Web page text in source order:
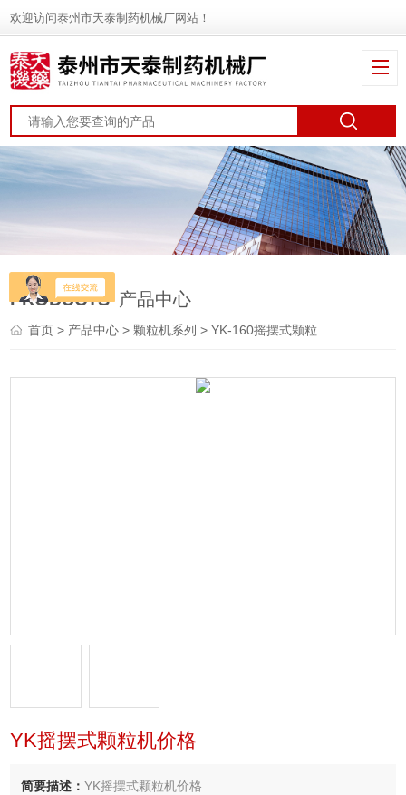
欢迎访问泰州市天泰制药机械厂网站！
PRODUCTS 产品中心
首页> 产品中心 >颗粒机系列 >YK-160摇摆式颗粒机
YK摇摆式颗粒机价格
简要描述：YK摇摆式颗粒机价格